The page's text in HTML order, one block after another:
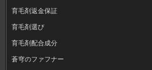
育毛剤返金保証
育毛剤選び
育毛剤配合成分
蒼穹のファフナー